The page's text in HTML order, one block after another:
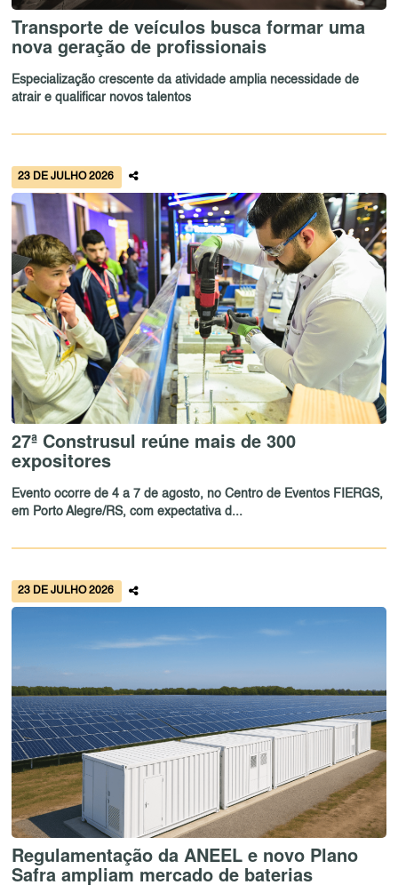
Transporte de veículos busca formar uma
nova geração de profissionais
Especialização crescente da atividade amplia necessidade de
atrair e qualificar novos talentos
23 DE JULHO 2026
27ª Construsul reúne mais de 300
expositores
Evento ocorre de 4 a 7 de agosto, no Centro de Eventos FIERGS,
em Porto Alegre/RS, com expectativa d...
23 DE JULHO 2026
Regulamentação da ANEEL e novo Plano
Safra ampliam mercado de baterias